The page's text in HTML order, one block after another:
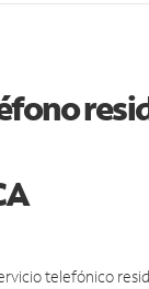
telefónico